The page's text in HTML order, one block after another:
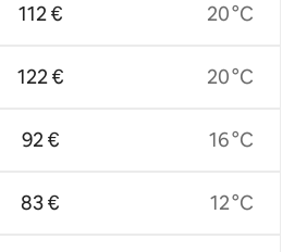
112 €
122 €
92 €
83 €
20 °C
20 °C
16 °C
12 °C